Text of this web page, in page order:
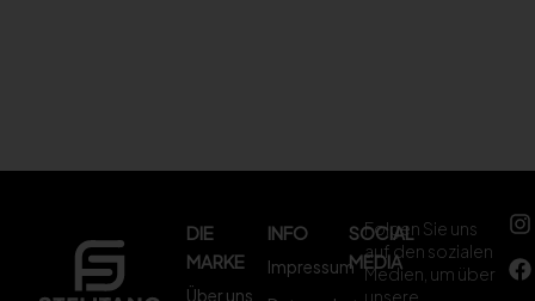
DIE
MARKE
Über uns
INFO
Impressum
SOCIAL
MEDIA
Folgen Sie uns
auf den sozialen
Medien, um über
unsere